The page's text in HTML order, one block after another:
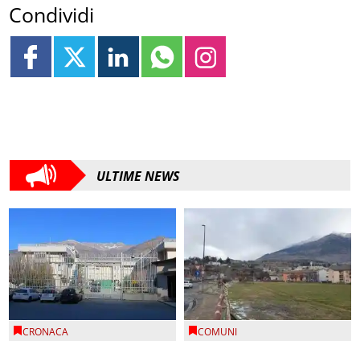
Condividi
ULTIME NEWS
CRONACA COMUNI